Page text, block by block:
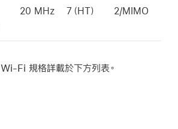
20 MHz 7（HT） 2/MIMO
Wi-Fi 規格詳載於下方列表。